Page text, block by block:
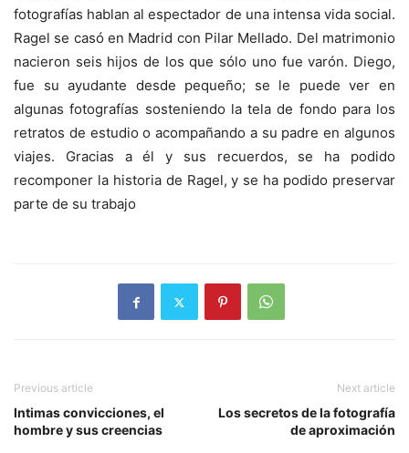
fotografías hablan al espectador de una intensa vida social.
Ragel se casó en Madrid con Pilar Mellado. Del matrimonio
nacieron seis hijos de los que sólo uno fue varón. Diego,
fue su ayudante desde pequeño; se le puede ver en
algunas fotografías sosteniendo la tela de fondo para los
retratos de estudio o acompañando a su padre en algunos
viajes. Gracias a él y sus recuerdos, se ha podido
recomponer la historia de Ragel, y se ha podido preservar
parte de su trabajo
Previous article
Intimas convicciones, el
hombre y sus creencias
Next article
Los secretos de la fotografía
de aproximación